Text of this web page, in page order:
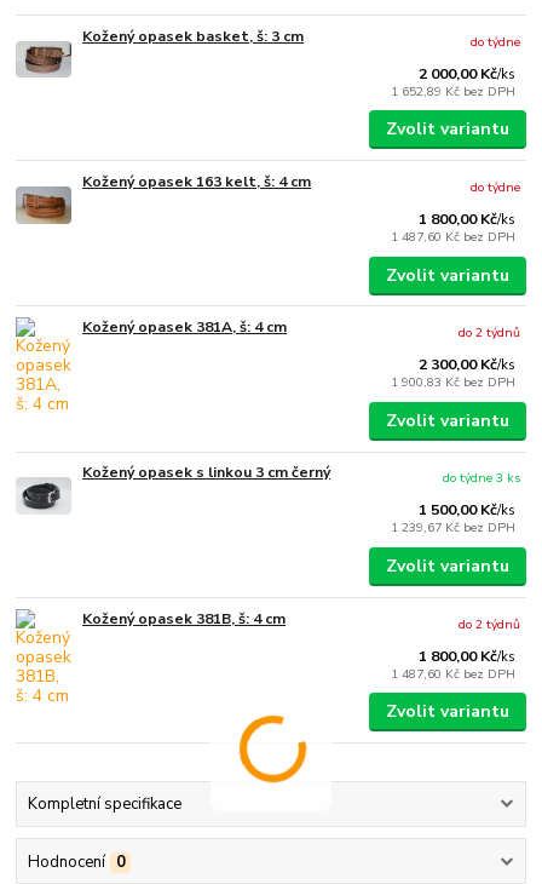
Kožený opasek basket, š: 3 cm
2 000,00 Kč/ks
1 652,89 Kč bez DPH
do týdne
Zvolit variantu
Kožený opasek 163 kelt, š: 4 cm
1 800,00 Kč/ks
1 487,60 Kč bez DPH
do týdne
Zvolit variantu
Kožený opasek 381A, š: 4 cm
2 300,00 Kč/ks
1 900,83 Kč bez DPH
do 2 týdnů
Zvolit variantu
Kožený opasek s linkou 3 cm černý
1 500,00 Kč/ks
1 239,67 Kč bez DPH
do týdne 3 ks
Zvolit variantu
Kožený opasek 381B, š: 4 cm
1 800,00 Kč/ks
1 487,60 Kč bez DPH
do 2 týdnů
Zvolit variantu
Kompletní specifikace
Hodnocení 0